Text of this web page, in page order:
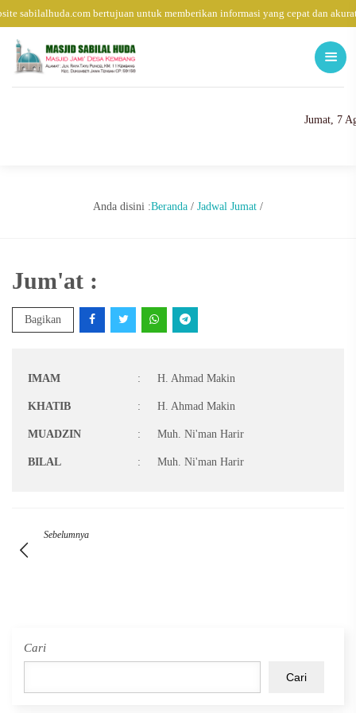
sabilalhuda.com bertujuan untuk memberikan informasi yang cepat dan
Jumat, 7
Anda disini :Beranda / Jadwal Jumat /
Jum'at :
Bagikan
IMAM : H. Ahmad Makin
KHATIB : H. Ahmad Makin
MUADZIN : Muh. Ni'man Harir
BILAL : Muh. Ni'man Harir
Sebelumnya
Cari
Cari